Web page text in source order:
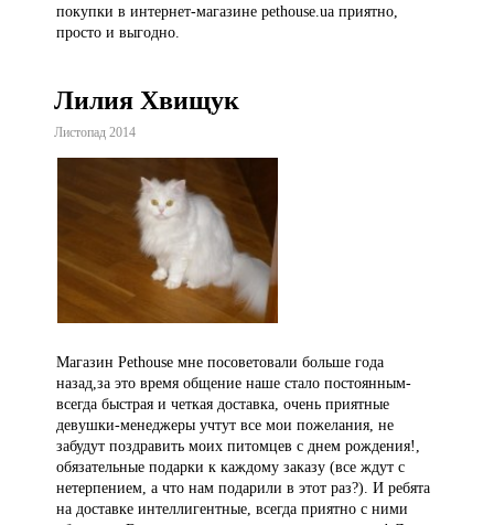
покупки в интернет-магазине pethouse.ua приятно,
просто и выгодно.
Лилия Хвищук
Листопад 2014
Магазин Pethouse мне посоветовали больше года
назад,за это время общение наше стало постоянным-
всегда быстрая и четкая доставка, очень приятные
девушки-менеджеры учтут все мои пожелания, не
забудут поздравить моих питомцев с днем рождения!,
обязательные подарки к каждому заказу (все ждут с
нетерпением, а что нам подарили в этот раз?). И ребята
на доставке интеллигентные, всегда приятно с ними